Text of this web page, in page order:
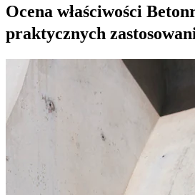
Ocena właściwości
praktycznych